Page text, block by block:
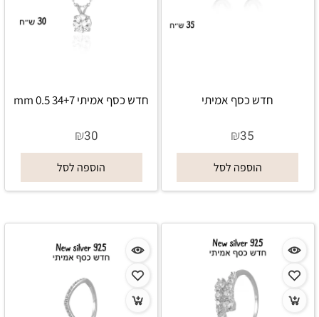
חדש כסף אמיתי
₪35
הוספה לסל
חדש כסף אמיתי 34+7 0.5 mm
₪30
הוספה לסל